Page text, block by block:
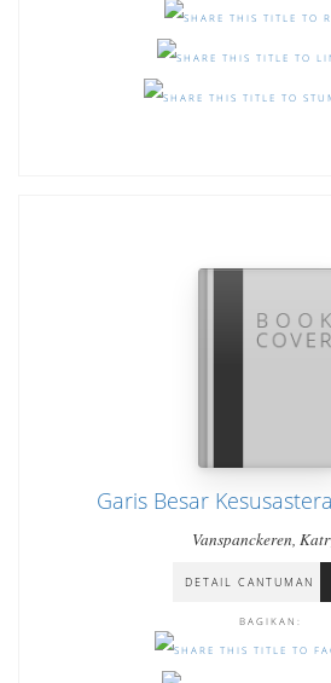
Garis Besar
Vanspanckeren,
DETAIL CANTUMAN
BAGIKAN: